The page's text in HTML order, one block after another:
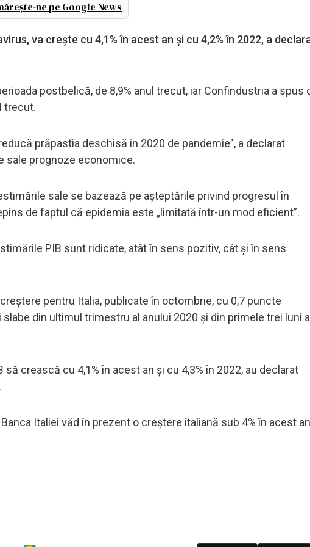
ne pe Google News
va crește cu 4,1% în acest an și cu 4,2% în 2022, a
postbelică, de 8,9% anul trecut, iar Confindustria a spus
trecut.
prăpastia deschisă în 2020 de pandemie", a declarat
sale prognoze economice.
sale se bazează pe așteptările privind progresul în
de faptul că epidemia este „limitată într-un mod eficient”.
PIB sunt ridicate, atât în ​​sens pozitiv, cât și în sens
pentru Italia, publicate în octombrie, cu 0,7 puncte
din ultimul trimestru al anului 2020 și din primele trei luni
crească cu 4,1% în acest an și cu 4,3% în 2022, au declarat
Italiei văd în prezent o creștere italiană sub 4% în acest an